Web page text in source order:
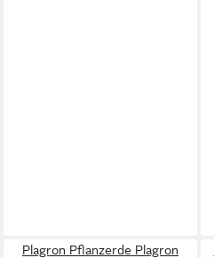
Plagron Pflanzerde Plagron